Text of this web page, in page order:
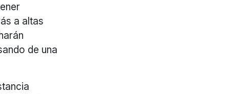
a altas
de una